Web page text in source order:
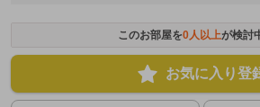
このお部屋を0人以上が検討
お気に入り登